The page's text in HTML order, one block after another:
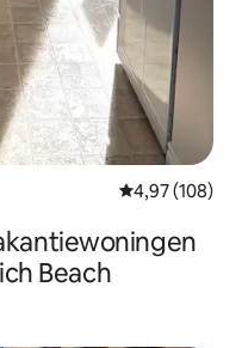
Gemiddelde
4,97 (108)
Beach